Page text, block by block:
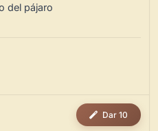
del pájaro
Dar 10